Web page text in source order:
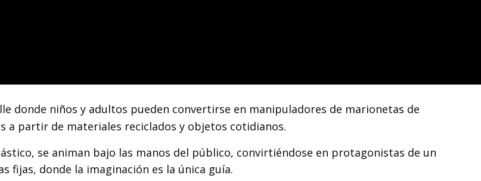
donde niños y adultos pueden convertirse en manipuladores de marionetas de
a partir de materiales reciclados y objetos cotidianos.
se animan bajo las manos del público, convirtiéndose en protagonistas de un
fijas, donde la imaginación es la única guía.